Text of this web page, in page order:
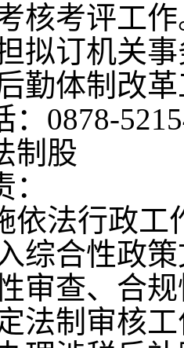
核考评工
拟订机关
勤体制改
：0878-
制股
依法行政工
综合性政
审查、合
法制审核